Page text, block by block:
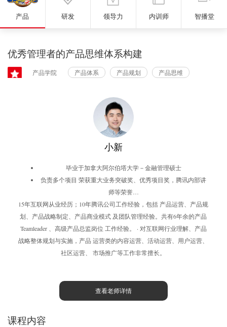
产品 研发 领导力 内训师 智播堂
优秀管理者的产品思维体系构建
产品学院 产品体系 产品规划 产品思维
小新
毕业于加拿大阿尔伯塔大学－金融管理硕士
负责多个项目 荣获重大业务突破奖、优秀项目奖，腾讯内部讲
师等荣誉…
15年互联网从业经历；10年腾讯公司工作经验，包括 产品运营、产品规
划、产品战略制定、产品商业模式 及团队管理经验。共有6年余的产品
Teamleader 、高级产品总监岗位 工作经验。 · 对互联网行业理解、产品
战略整体规划与实施，产品 运营类的内容运营、活动运营、用户运营、
社区运营、 市场推广等工作非常擅长。
查看老师详情
课程内容